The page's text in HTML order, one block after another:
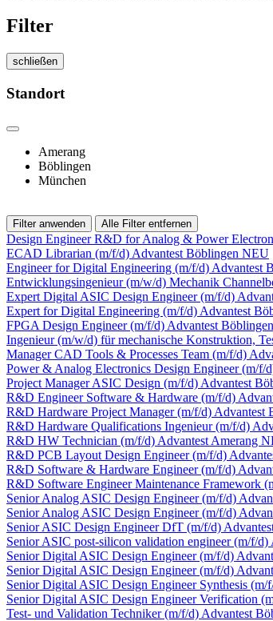
Filter
schließen
Standort
Amerang
Böblingen
München
Filter anwenden Alle Filter entfernen
Design Engineer R&D for Analog & Power
ECAD Librarian (m/f/d) Advantest Böblingen NEU
Engineer for Digital Engineering (m/f/d) Advantest
Entwicklungsingenieur (m/w/d) Mechanik
Expert Digital ASIC Design Engineer (m/f/d)
Expert for Digital Engineering (m/f/d) Advantest
FPGA Design Engineer (m/f/d) Advantest Böblingen
Ingenieur (m/w/d) für mechanische Konstruktion,
Manager CAD Tools & Processes Team (m/f/d)
Power & Analog Electronics Design Engineer (m/f/
Project Manager ASIC Design (m/f/d) Advantest
R&D Engineer Software & Hardware (m/f/d)
R&D Hardware Project Manager (m/f/d) Advantest
R&D Hardware Qualifications Ingenieur (m/f/d)
R&D HW Technician (m/f/d) Advantest Amerang
R&D PCB Layout Design Engineer (m/f/d)
R&D Software & Hardware Engineer (m/f/d)
R&D Software Engineer Maintenance Framework
Senior Analog ASIC Design Engineer (m/f/d)
Senior Analog ASIC Design Engineer (m/f/d)
Senior ASIC Design Engineer DfT (m/f/d)
Senior ASIC post-silicon validation engineer (m/f/d)
Senior Digital ASIC Design Engineer (m/f/d)
Senior Digital ASIC Design Engineer (m/f/d)
Senior Digital ASIC Design Engineer Synthesis (m/
Senior Digital ASIC Design Engineer Verification
Test- und Validation Techniker (m/f/d) Advantest